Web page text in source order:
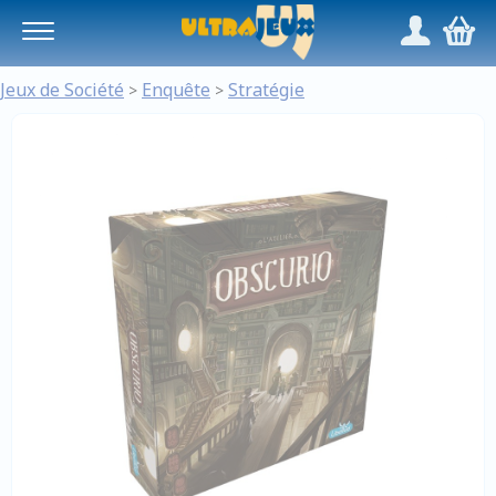
/,
Jeux de Société > Enquête > Stratégie